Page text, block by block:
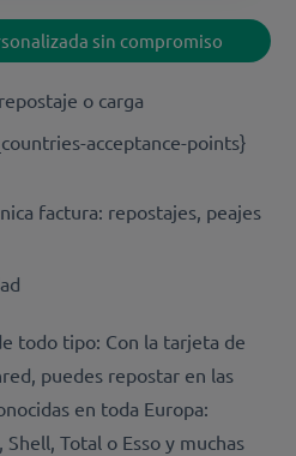
sin compromiso
o carga
acceptance-points}
factura: repostajes, peajes
todo tipo: Con la tarjeta de
puedes repostar en las
en toda Europa:
Total o Esso y muchas